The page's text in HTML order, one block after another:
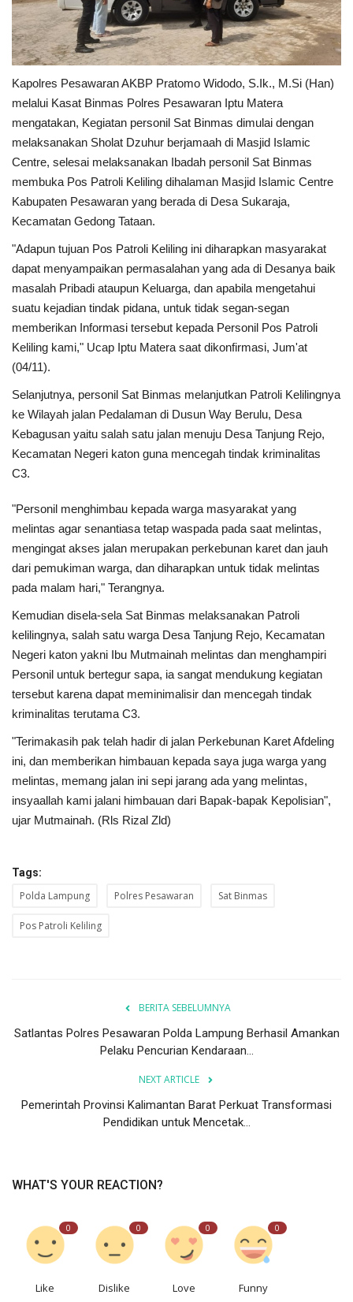
Perempuan/Anak
Kapolres Pesawaran AKBP Pratomo Widodo, S.Ik., M.Si (Han)
melalui Kasat Binmas Polres Pesawaran Iptu Matera
mengatakan, Kegiatan personil Sat Binmas dimulai dengan
melaksanakan Sholat Dzuhur berjamaah di Masjid Islamic
Centre, selesai melaksanakan Ibadah personil Sat Binmas
membuka Pos Patroli Keliling dihalaman Masjid Islamic Centre
Kabupaten Pesawaran yang berada di Desa Sukaraja,
Kecamatan Gedong Tataan.
"Adapun tujuan Pos Patroli Keliling ini diharapkan masyarakat
dapat menyampaikan permasalahan yang ada di Desanya baik
masalah Pribadi ataupun Keluarga, dan apabila mengetahui
suatu kejadian tindak pidana, untuk tidak segan-segan
memberikan Informasi tersebut kepada Personil Pos Patroli
Keliling kami," Ucap Iptu Matera saat dikonfirmasi, Jum'at
(04/11).
Selanjutnya, personil Sat Binmas melanjutkan Patroli Kelilingnya
ke Wilayah jalan Pedalaman di Dusun Way Berulu, Desa
Kebagusan yaitu salah satu jalan menuju Desa Tanjung Rejo,
Kecamatan Negeri katon guna mencegah tindak kriminalitas
C3.
"Personil menghimbau kepada warga masyarakat yang
melintas agar senantiasa tetap waspada pada saat melintas,
mengingat akses jalan merupakan perkebunan karet dan jauh
dari pemukiman warga, dan diharapkan untuk tidak melintas
pada malam hari," Terangnya.
Kemudian disela-sela Sat Binmas melaksanakan Patroli
kelilingnya, salah satu warga Desa Tanjung Rejo, Kecamatan
Negeri katon yakni Ibu Mutmainah melintas dan menghampiri
Personil untuk bertegur sapa, ia sangat mendukung kegiatan
tersebut karena dapat meminimalisir dan mencegah tindak
kriminalitas terutama C3.
"Terimakasih pak telah hadir di jalan Perkebunan Karet Afdeling
ini, dan memberikan himbauan kepada saya juga warga yang
melintas, memang jalan ini sepi jarang ada yang melintas,
insyaallah kami jalani himbauan dari Bapak-bapak Kepolisian",
ujar Mutmainah. (Rls Rizal Zld)
Tags:
Polda Lampung Polres Pesawaran Sat Binmas
Pos Patroli Keliling
BERITA SEBELUMNYA
Satlantas Polres Pesawaran Polda Lampung Berhasil Amankan
Pelaku Pencurian Kendaraan...
NEXT ARTICLE
Pemerintah Provinsi Kalimantan Barat Perkuat Transformasi
Pendidikan untuk Mencetak...
WHAT'S YOUR REACTION?
0
Like
0
Dislike
0
Love
0
Funny